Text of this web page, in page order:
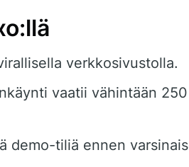
verkkosivustolla.
vaatii vähintään
demo-tiliä ennen